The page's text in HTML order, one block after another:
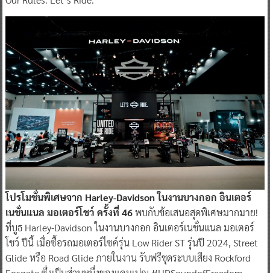
โปรโมชั่นพิเศษจาก Harley-Davidson ในงานบางกอก อินเตอร์
เนชั่นแนล มอเตอร์โชว์ ครั้งที่ 46พบกับข้อเสนอสุดพิเศษมากมาย!
ที่บูธ Harley-Davidson ในงานบางกอก อินเตอร์เนชั่นแนล มอเตอร์
โชว์ ปีนี้ เมื่อซื้อรถมอเตอร์ไซค์รุ่น Low Rider ST รุ่นปี 2024, Street
Glide หรือ Road Glide ภายในงาน รับฟรีชุดระบบเสียง Rockford